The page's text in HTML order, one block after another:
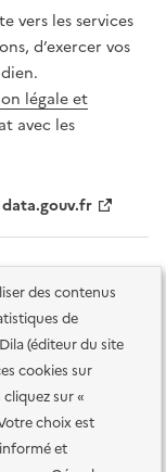
des contenus
de
(éditeur du site
cookies sur
sur «
choix est
et
vers les services
d’exercer vos
légale et
avec les
data.gouv.fr
Accessibilité des
et sécurité